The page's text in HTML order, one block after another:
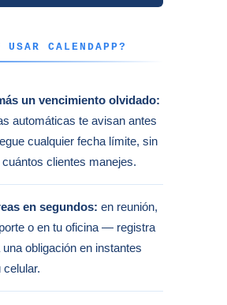
USAR CALENDAPP?
un vencimiento olvidado:
automáticas te avisan antes
cualquier fecha límite, sin
clientes manejes.
en segundos: en reunión,
o en tu oficina — registra
obligación en instantes
celular.